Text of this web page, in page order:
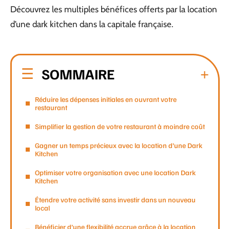
Découvrez les multiples bénéfices offerts par la location
d’une dark kitchen dans la capitale française.
SOMMAIRE
Réduire les dépenses initiales en ouvrant votre
restaurant
Simplifier la gestion de votre restaurant à moindre coût
Gagner un temps précieux avec la location d’une Dark
Kitchen
Optimiser votre organisation avec une location Dark
Kitchen
Étendre votre activité sans investir dans un nouveau
local
Bénéficier d’une flexibilité accrue grâce à la location